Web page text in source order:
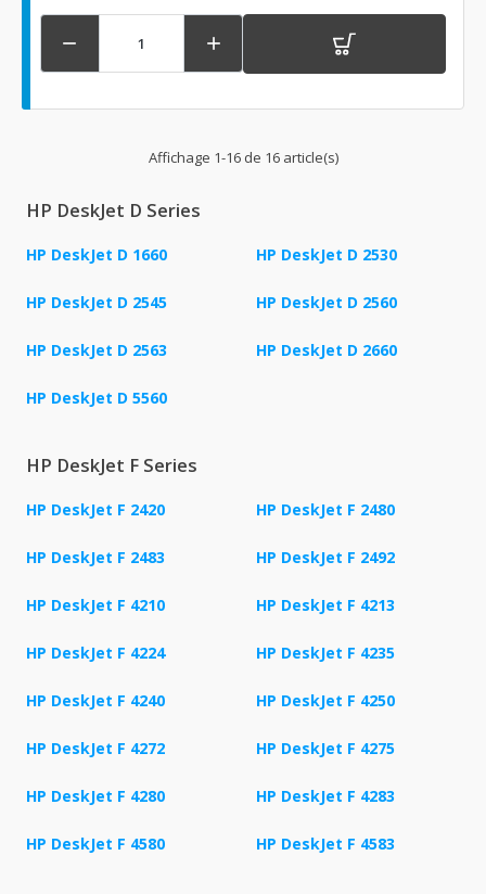
 
Affichage 1-16 de 16 article(s)
HP DeskJet D Series
HP DeskJet D 1660 HP DeskJet D 2530
HP DeskJet D 2545 HP DeskJet D 2560
HP DeskJet D 2563 HP DeskJet D 2660
HP DeskJet D 5560
HP DeskJet F Series
HP DeskJet F 2420 HP DeskJet F 2480
HP DeskJet F 2483 HP DeskJet F 2492
HP DeskJet F 4210 HP DeskJet F 4213
HP DeskJet F 4224 HP DeskJet F 4235
HP DeskJet F 4240 HP DeskJet F 4250
HP DeskJet F 4272 HP DeskJet F 4275
HP DeskJet F 4280 HP DeskJet F 4283
HP DeskJet F 4580 HP DeskJet F 4583